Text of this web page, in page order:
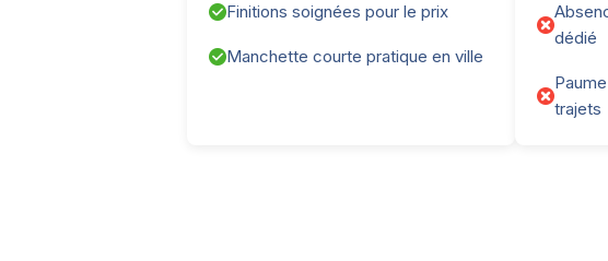
Finitions soignées pour le prix
Manchette courte pratique en ville
dédié
trajets